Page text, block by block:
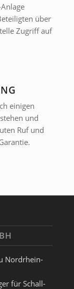
über
Zugriff auf
einigen
und
Ruf und
Nordrhein-
für Schall-